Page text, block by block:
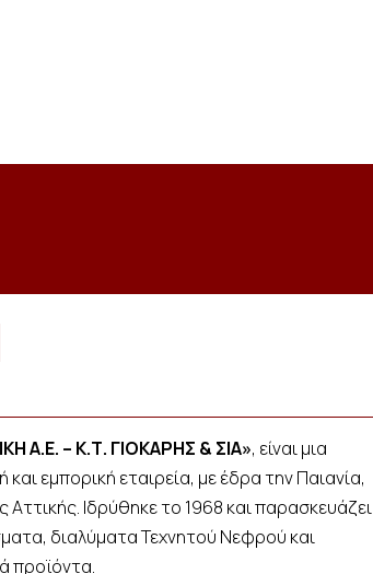
Α.Ε. – Κ.Τ. ΓΙΟΚΑΡΗΣ & ΣΙΑ», είναι μια
εμπορική εταιρεία, με έδρα την Παιανία,
Αττικής. Ιδρύθηκε το 1968 και παρασκευάζει
διαλύματα Τεχνητού Νεφρού και
προϊόντα.